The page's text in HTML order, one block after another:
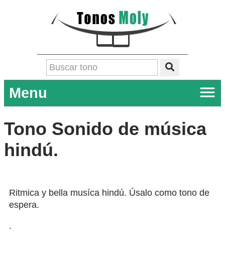
Menu
Tono Sonido de música
hindú.
Ritmica y bella musíca hindú. Úsalo como tono de
espera.
.